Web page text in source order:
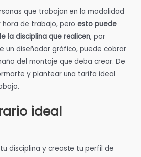
que trabajan en la modalidad
hora de trabajo, pero esto puede
la disciplina que realicen, por
un diseñador gráfico, puede cobrar
del montaje que deba crear. De
y plantear una tarifa ideal
ideal
disciplina y creaste tu perfil de